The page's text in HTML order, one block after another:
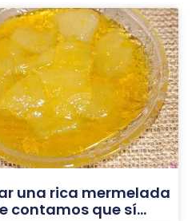
una rica mermelada
contamos que sí…